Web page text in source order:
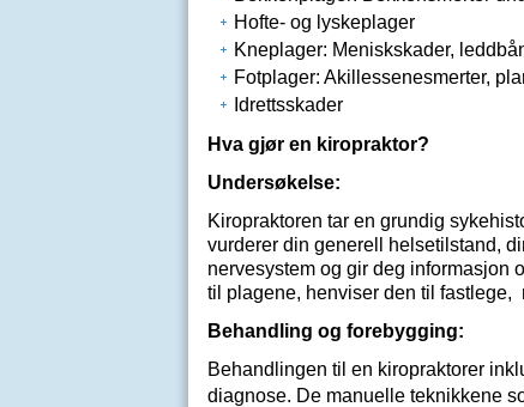
Hofte- og lyskeplager
Kneplager: Meniskskader,
Fotplager: Akillessenesmerter,
Idrettsskader
Hva gjør en kiropraktor?
Undersøkelse:
Kiropraktoren tar en grundig
vurderer din generell helsetilstand,
nervesystem og gir deg informasjon
til plagene, henviser den til
Behandling og forebygging:
Behandlingen til en kiropraktorer
diagnose. De manuelle teknikkene